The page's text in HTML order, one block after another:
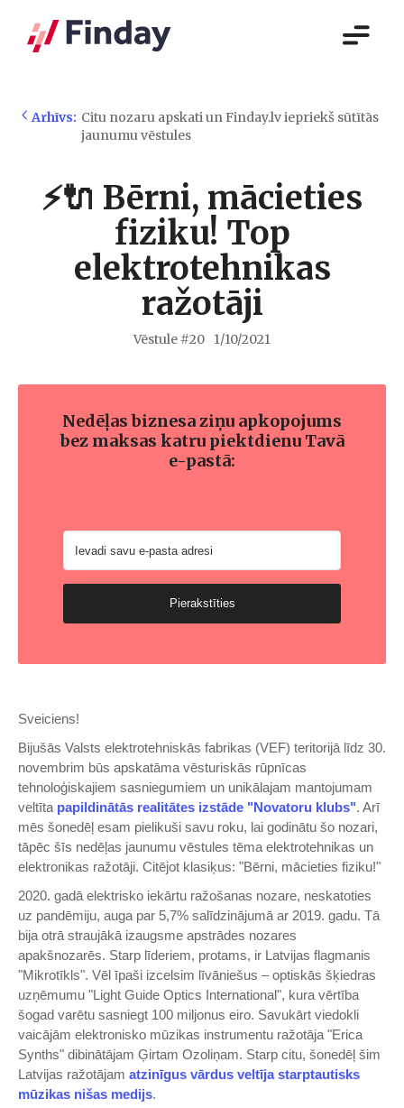
Arhīvs: Citu nozaru apskati un Finday.lv iepriekš sūtītās
jaunumu vēstules
⚡🔌 Bērni, mācieties
fiziku! Top
elektrotehnikas
ražotāji
Vēstule #20 1/10/2021
Nedēļas biznesa ziņu apkopojums
bez maksas katru piektdienu Tavā
e-pastā:
Pierakstīties
Sveiciens!
Bijušās Valsts elektrotehniskās fabrikas (VEF) teritorijā līdz 30.
novembrim būs apskatāma vēsturiskās rūpnīcas
tehnoloģiskajiem sasniegumiem un unikālajam mantojumam
veltīta papildinātās realitātes izstāde "Novatoru klubs". Arī
mēs šonedēļ esam pielikuši savu roku, lai godinātu šo nozari,
tāpēc šīs nedēļas jaunumu vēstules tēma elektrotehnikas un
elektronikas ražotāji. Citējot klasiķus: "Bērni, mācieties fiziku!"
2020. gadā elektrisko iekārtu ražošanas nozare, neskatoties
uz pandēmiju, auga par 5,7% salīdzinājumā ar 2019. gadu. Tā
bija otrā straujākā izaugsme apstrādes nozares
apakšnozarēs. Starp līderiem, protams, ir Latvijas flagmanis
"Mikrotīkls". Vēl īpaši izcelsim līvāniešus – optiskās šķiedras
uzņēmumu "Light Guide Optics International", kura vērtība
šogad varētu sasniegt 100 miljonus eiro. Savukārt viedokli
vaicājām elektronisko mūzikas instrumentu ražotāja "Erica
Synths" dibinātājam Ģirtam Ozoliņam. Starp citu, šonedēļ šim
Latvijas ražotājam atzinīgus vārdus veltīja starptautisks
mūzikas nišas medijs.